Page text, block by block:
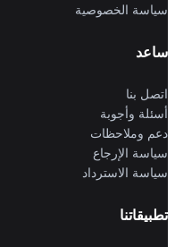
سياسة الخصوصية
ساعد
اتصل بنا
أسئلة وأجوبة
دعم وملاحظات
سياسة الإرجاع
سياسة الاسترداد
تطبيقاتنا